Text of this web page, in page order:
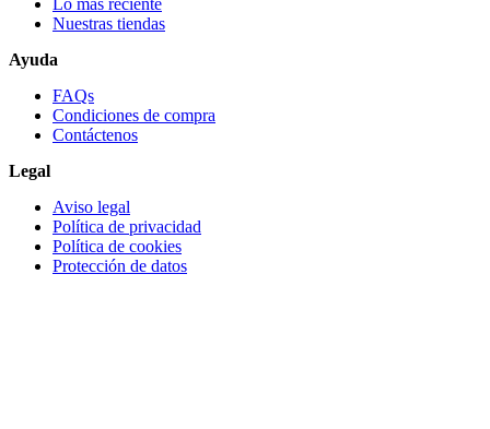
Lo más reciente​
Nuestras tiendas​
Ayuda
FAQs
Condiciones de compra
Contáctenos
Legal
Aviso legal
Política de privacidad
Política de cookies
Protección de datos